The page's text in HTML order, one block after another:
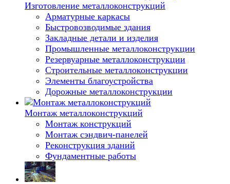
Изготовление металлоконструкций
Арматурные каркасы
Быстровозводимые здания
Закладные детали и изделия
Промышленные металлоконструкции
Резервуарные металлоконструкции
Строительные металлоконструкции
Элементы благоустройства
Дорожные металлоконструкции
Монтаж металлоконструкций
Монтаж конструкций
Монтаж сэндвич-панелей
Реконструкция зданий
Фундаментные работы